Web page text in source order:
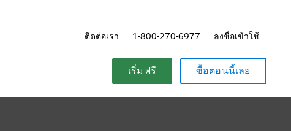
ติดต่อเรา 1-800-270-6977 ลงชื่อเข้าใช้
เริ่มฟรี ซื้อตอนนี้เลย
Academics